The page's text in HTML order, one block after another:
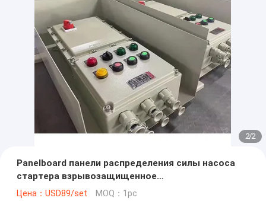
2/2
Panelboard панели распределения силы насоса
стартера взрывозащищенное
взрывозащищенное
Цена：USD89/set MOQ：1pc